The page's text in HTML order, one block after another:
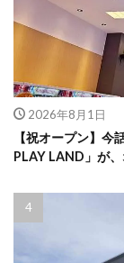
2026年8月1日
【祝オープン】今
PLAY LAND」が